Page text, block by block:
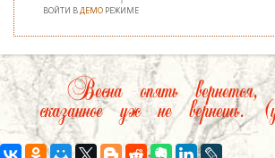
ВОЙТИ ВДЕМО РЕЖИМЕ
Весна опять вернется,
сказанное уж не вернешь.